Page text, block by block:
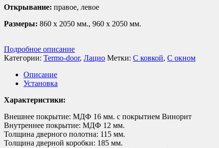
Открывание: правое, левое
Размеры: 860 х 2050 мм., 960 х 2050 мм.
Подробное описание
Категории: Termo-door, Лацио Метки: С ковкой, С окном
Описание
Установка
Характеристики:
Внешнее покрытие: МДФ 16 мм. с покрытием Винорит
Внутреннее покрытие: МДФ 12 мм.
Толщина дверного полотна: 115 мм.
Толщина дверной коробки: 185 мм.